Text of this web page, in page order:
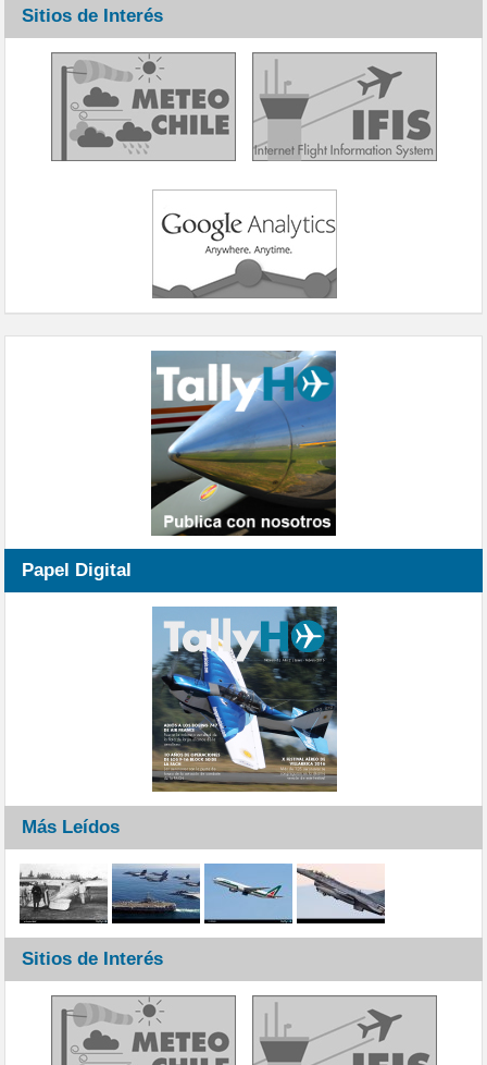
Sitios de Interés
Papel Digital
Más Leídos
Sitios de Interés